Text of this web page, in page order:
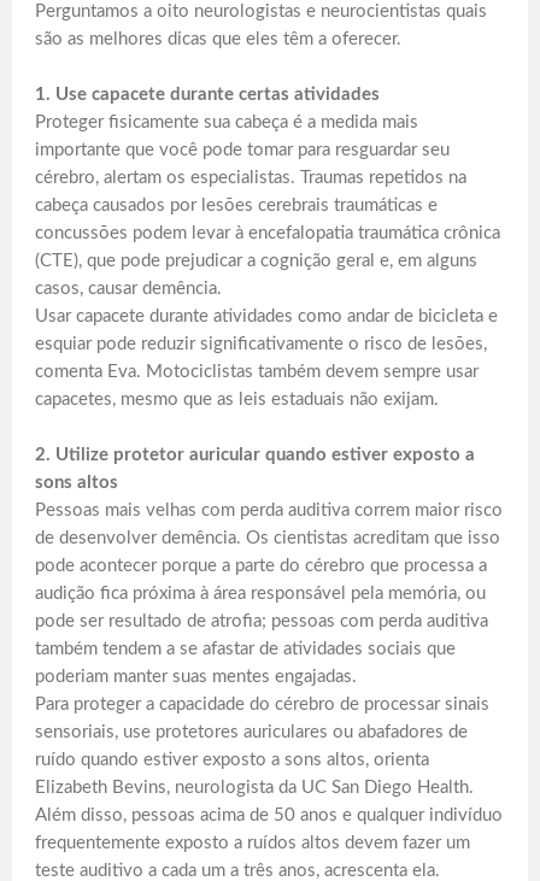
Perguntamos a oito neurologistas e neurocientistas quais
são as melhores dicas que eles têm a oferecer.
1. Use capacete durante certas atividades
Proteger fisicamente sua cabeça é a medida mais
importante que você pode tomar para resguardar seu
cérebro, alertam os especialistas. Traumas repetidos na
cabeça causados por lesões cerebrais traumáticas e
concussões podem levar à encefalopatia traumática crônica
(CTE), que pode prejudicar a cognição geral e, em alguns
casos, causar demência.
Usar capacete durante atividades como andar de bicicleta e
esquiar pode reduzir significativamente o risco de lesões,
comenta Eva. Motociclistas também devem sempre usar
capacetes, mesmo que as leis estaduais não exijam.
2. Utilize protetor auricular quando estiver exposto a
sons altos
Pessoas mais velhas com perda auditiva correm maior risco
de desenvolver demência. Os cientistas acreditam que isso
pode acontecer porque a parte do cérebro que processa a
audição fica próxima à área responsável pela memória, ou
pode ser resultado de atrofia; pessoas com perda auditiva
também tendem a se afastar de atividades sociais que
poderiam manter suas mentes engajadas.
Para proteger a capacidade do cérebro de processar sinais
sensoriais, use protetores auriculares ou abafadores de
ruído quando estiver exposto a sons altos, orienta
Elizabeth Bevins, neurologista da UC San Diego Health.
Além disso, pessoas acima de 50 anos e qualquer indivíduo
frequentemente exposto a ruídos altos devem fazer um
teste auditivo a cada um a três anos, acrescenta ela.